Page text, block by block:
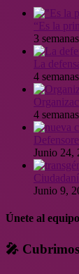
“Es la
3
La
4
4
Junio 24,
Junio 9,
Únete al
🎤